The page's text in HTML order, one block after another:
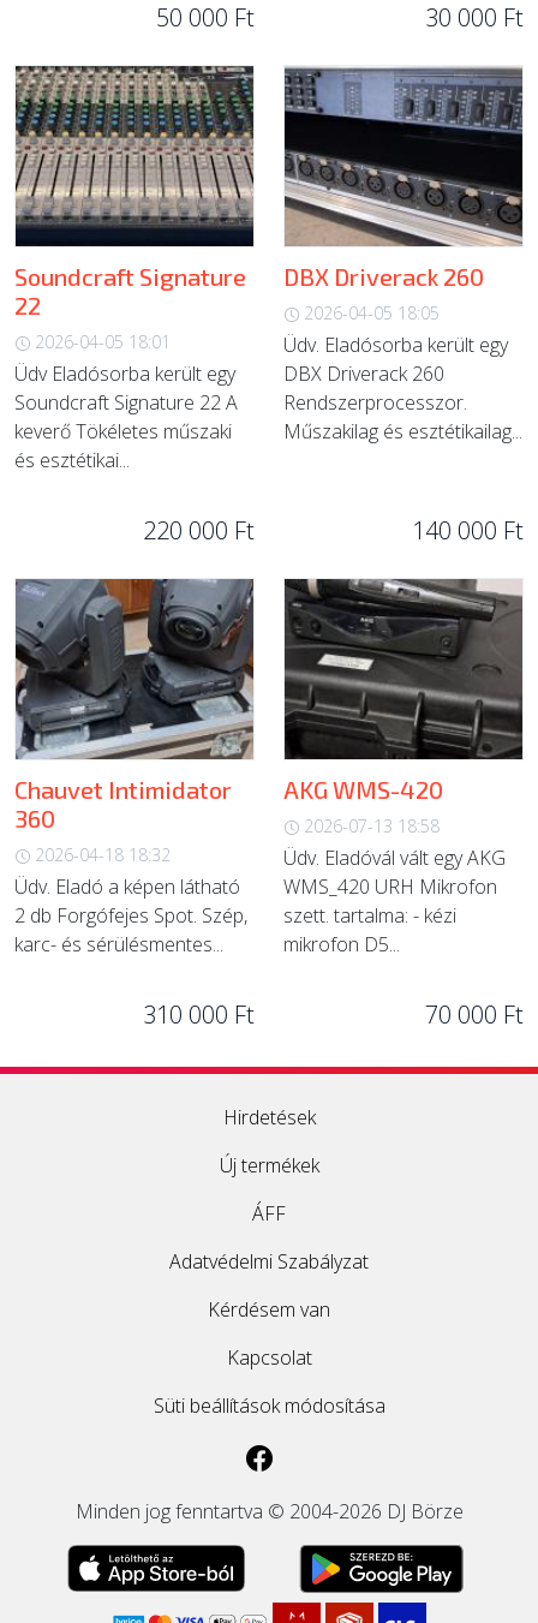
50 000 Ft 30 000 Ft
Soundcraft Signature
22
2026-04-05 18:01
Üdv Eladósorba került egy
Soundcraft Signature 22 A
keverő Tökéletes műszaki
és esztétikai...
220 000 Ft
DBX Driverack 260
2026-04-05 18:05
Üdv. Eladósorba került egy
DBX Driverack 260
Rendszerprocesszor.
Műszakilag és esztétikailag...
140 000 Ft
Chauvet Intimidator
360
2026-04-18 18:32
Üdv. Eladó a képen látható
2 db Forgófejes Spot. Szép,
karc- és sérülésmentes...
310 000 Ft
AKG WMS-420
2026-07-13 18:58
Üdv. Eladóvál vált egy AKG
WMS_420 URH Mikrofon
szett. tartalma: - kézi
mikrofon D5...
70 000 Ft
Hirdetések
Új termékek
ÁFF
Adatvédelmi Szabályzat
Kérdésem van
Kapcsolat
Süti beállítások módosítása
Minden jog fenntartva © 2004-2026 DJ Börze